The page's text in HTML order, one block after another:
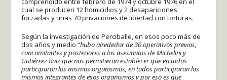
cual se producen 12 homicidios y 2 desapariciones
forzadas y unas 70 privaciones de libertad con torturas.
Según la investigación de Perciballe, en esos poco más de
dos años y medio “hubo alrededor de 30 operativos previos,
concomitantes y posteriores a los asesinatos de Michelini y
Gutiérrez Ruiz que nos permitieron establecer que en todos
participaron los mismos organismos, en todos participaron los
mismos integrantes de esos organismos y por eso es que